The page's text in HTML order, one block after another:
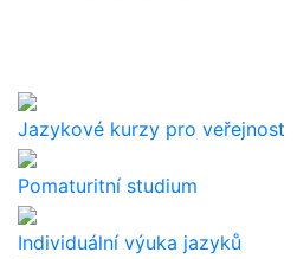
Jazykové kurzy pro veřejnost
Pomaturitní studium
Individuální výuka jazyků